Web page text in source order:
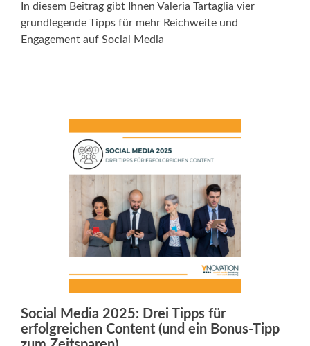
In diesem Beitrag gibt Ihnen Valeria Tartaglia vier
grundlegende Tipps für mehr Reichweite und
Engagement auf Social Media
Social Media 2025: Drei Tipps für
erfolgreichen Content (und ein Bonus-Tipp